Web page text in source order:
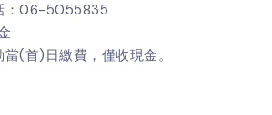
：06-5055835
(首)日繳費，僅收現金。